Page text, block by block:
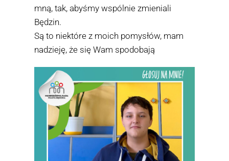
mną, tak, abyśmy wspólnie zmieniali
Będzin.
Są to niektóre z moich pomysłów, mam
nadzieję, że się Wam spodobają